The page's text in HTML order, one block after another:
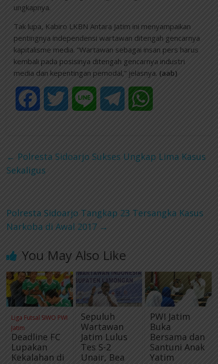
ungkapnya.
Tak lupa, Kabiro LKBN Antara Jatim ini menyampaikan
pentingnya independensi wartawan ditengah gencarnya
kapitalisme media. “Wartawan sebagai insan pers harus
kembali pada posisinya ditengah gencarnya industri
media dan kepentingan pemodal,” jelasnya. (aab)
e
o e r A
← Polresta Sidoarjo Sukses Ungkap Lima Kasus
Sekaligus
Polresta Sidoarjo Tangkap 23 Tersangka Kasus
Narkoba di Awal 2017 →
You May Also Like
Liga Futsal SIWO PWI
Jatim
Deadline FC
Lupakan
Kekalahan di
Sepuluh
Wartawan
Jatim Lulus
Tes S-2
Unair, Bea
PWI Jatim
Buka
Bersama dan
Santuni Anak
Yatim